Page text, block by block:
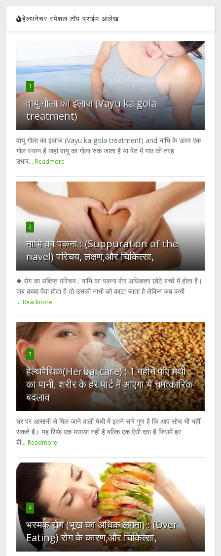
हेल्थनेचर स्पेशल टॉप प्राईम आलेख
1
वायु गोला का इलाज (Vayu ka gola
treatment)
वायु गोला का इलाज (Vayu ka gola treatment) and नाभि के ऊपर एक
गोल स्थान है जहां वायु का गोला रुक जाता है या पेट में गांठ की तरह
उभार... Readmore
2
नाभि का पकना : (Suppuration of the
navel) परिचय, लक्षण,और चिकित्सा,
◆ रोग का संक्षिप्त परिचय : नाभि का पकना रोग अधिकतर छोटे बच्चे में होता है।
जब बच्चा पैदा होता है तो उसकी नाभी को काटा जाता है लेकिन जब कभी
... Readmore
3
हेल्थपैथिक(Herbal care) : 1 महीने पीएं मेथी
का पानी, शरीर के हर पार्ट में आएगा ये चमत्कारिक
बदलाव
घर पर आसानी से मिल जाने वाली मेथी में इतने सारे गुण है कि आप सोच भी नहीं
सकते है। यह सिर्फ एक मसाला नहीं है बल्कि एक ऐसी दवा है जिसमें हर
बी... Readmore
4
भस्मक रोग (भूख का अधिक लगना) : (Over
Eating) रोग के कारण,और चिकित्सा,